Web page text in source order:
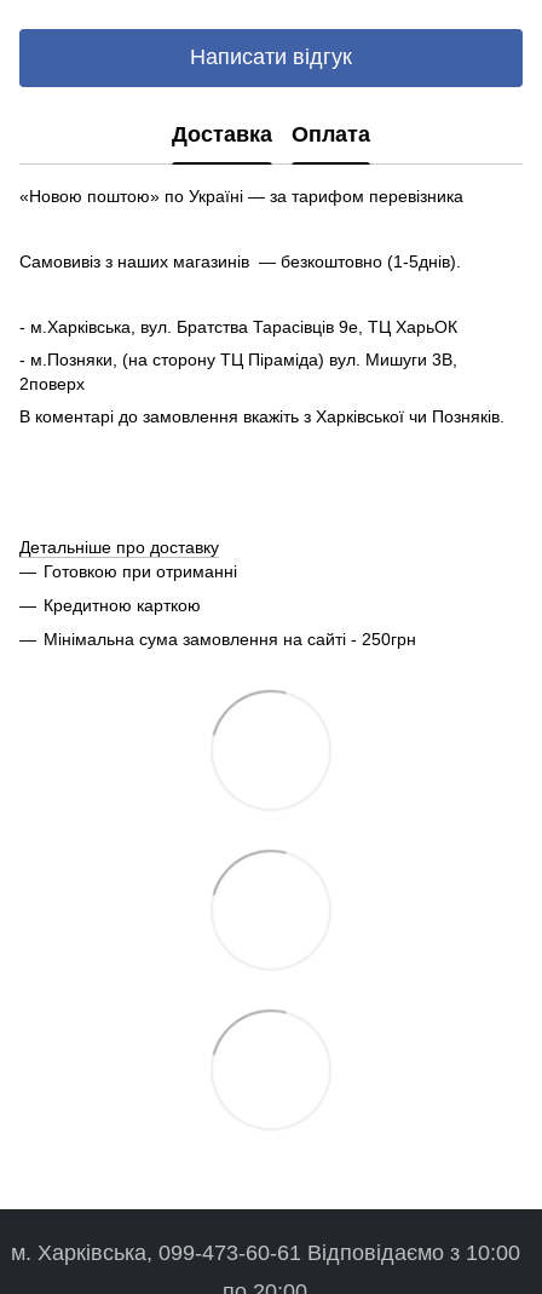
Написати відгук
Доставка Оплата
«Новою поштою» по Україні — за тарифом перевізника
Самовивіз з наших магазинів — безкоштовно (1-5днів).
- м.Харківська, вул. Братства Тарасівців 9е, ТЦ ХарьОК
- м.Позняки, (на сторону ТЦ Піраміда) вул. Мишуги 3В,
2поверх
В коментарі до замовлення вкажіть з Харківської чи Позняків.
Детальніше про доставку
Готовкою при отриманні
Кредитною карткою
Мінімальна сума замовлення на сайті - 250грн
м. Харківська, 099-473-60-61 Відповідаємо з 10:00